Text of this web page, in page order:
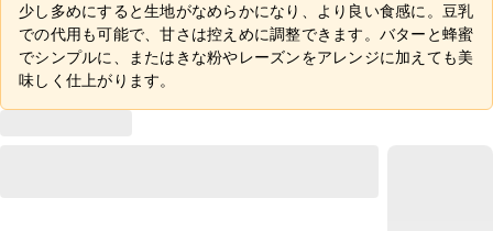
少し多めにすると生地がなめらかになり、より良い食感に。豆乳
での代用も可能で、甘さは控えめに調整できます。バターと蜂蜜
でシンプルに、またはきな粉やレーズンをアレンジに加えても美
味しく仕上がります。